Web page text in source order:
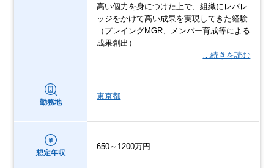
高い個力を身につけた上で、組織にレバレ
ッジをかけて高い成果を実現してきた経験
（プレイングMGR、メンバー育成等による
成果創出）
…続きを読む
勤務地
東京都
想定年収
650～1200万円